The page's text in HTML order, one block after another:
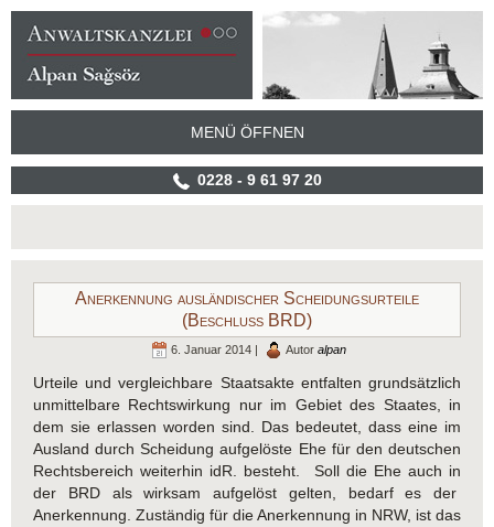
MENÜ ÖFFNEN
0228 - 9 61 97 20
Anerkennung ausländischer Scheidungsurteile
(Beschluss BRD)
6. Januar 2014 | Autor alpan
Urteile und vergleichbare Staatsakte entfalten grundsätzlich
unmittelbare Rechtswirkung nur im Gebiet des Staates, in
dem sie erlassen worden sind. Das bedeutet, dass eine im
Ausland durch Scheidung aufgelöste Ehe für den deutschen
Rechtsbereich weiterhin idR. besteht. Soll die Ehe auch in
der BRD als wirksam aufgelöst gelten, bedarf es der
Anerkennung. Zuständig für die Anerkennung in NRW, ist das